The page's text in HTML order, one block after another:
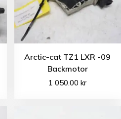
Arctic-cat TZ1 LXR -09
Backmotor
1 050.00kr